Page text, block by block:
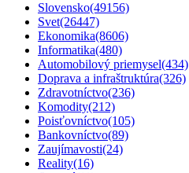
Slovensko(49156)
Svet(26447)
Ekonomika(8606)
Informatika(480)
Automobilový priemysel(434)
Doprava a infraštruktúra(326)
Zdravotníctvo(236)
Komodity(212)
Poisťovníctvo(105)
Bankovníctvo(89)
Zaujímavosti(24)
Reality(16)